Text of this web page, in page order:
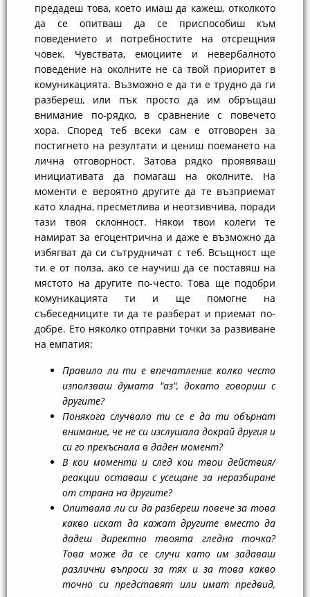
предадеш това, което имаш да кажеш, отколкото
да се опитваш да се приспособиш към
поведението и потребностите на отсрещния
човек. Чувствата, емоциите и невербалното
поведение на околните не са твой приоритет в
комуникацията. Възможно е да ти е трудно да ги
разбереш, или пък просто да им обръщаш
внимание по-рядко, в сравнение с повечето
хора. Според теб всеки сам е отговорен за
постигнето на резултати и цениш поемането на
лична отговорност. Затова рядко проявяваш
инициативата да помагаш на околните. На
моменти е вероятно другите да те възприемат
като хладна, пресметлива и неотзивчива, поради
тази твоя склонност. Някои твои колеги те
намират за егоцентрична и даже е възможно да
избягват да си сътрудничат с теб. Всъщност ще
ти е от полза, ако се научиш да се поставяш на
мястото на другите по-често. Това ще подобри
комуникацията ти и ще помогне на
събеседниците ти да те разберат и приемат по-
добре. Ето няколко отправни точки за развиване
на емпатия:
Правило ли ти е впечатление колко често
използваш думата "аз", докато говориш с
другите?
Понякога случвало ти се е да ти обърнат
внимание, че не си изслушала докрай другия и
си го прекъснала в даден момент?
В кои моменти и след кои твои действия/
реакции оставаш с усещане за неразбиране
от страна на другите?
Опитвала ли си да разбереш повече за това
какво искат да кажат другите вместо да
дадеш директно твоята гледна точка?
Това може да се случи като им задаваш
различни въпроси за тях и за това какво
точно си представят или имат предвид,